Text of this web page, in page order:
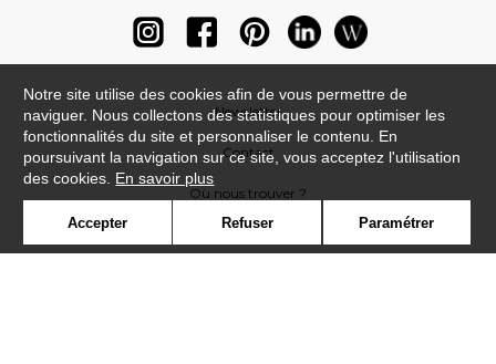
Newsletter
Contact
Où nous trouver ?
Notre site utilise des cookies afin de vous permettre de
naviguer. Nous collectons des statistiques pour optimiser les
fonctionnalités du site et personnaliser le contenu. En
poursuivant la navigation sur ce site, vous acceptez l'utilisation
des cookies. En savoir plus
Accepter Refuser Paramétrer